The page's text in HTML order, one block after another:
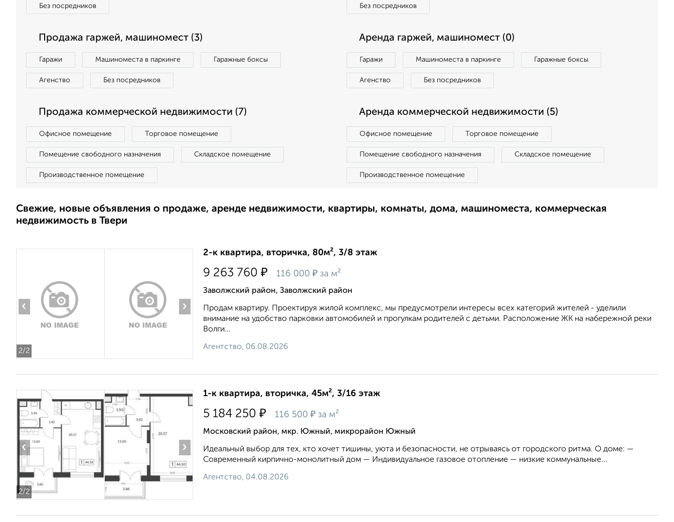
Без посредников Без посредников
Продажа гаржей, машиномест (3)
Гаражи Машиноместа в паркинге Гаражные боксы
Агенство Без посредников
Аренда гаржей, машиномест (0)
Гаражи Машиноместа в паркинге Гаражные боксы
Агенство Без посредников
Продажа коммерческой недвижимости (7)
Офисное помещение Торговое помещение
Помещение свободного назначения Складское помещение
Производственное помещение
Аренда коммерческой недвижимости (5)
Офисное помещение Торговое помещение
Помещение свободного назначения Складское помещение
Производственное помещение
Свежие, новые объявления о продаже, аренде недвижимости, квартиры, комнаты, дома, машиноместа, коммерческая
недвижимость в Твери
2/2
‹ ›
2-к квартира, вторичка, 80м², 3/8 этаж
9 263 760 ₽ 116 000 ₽ за м²
Заволжский район, Заволжский район
Продам квартиру. Проектируя жилой комплекс, мы предусмотрели интересы всех категорий жителей - уделили
внимание на удобство парковки автомобилей и прогулкам родителей с детьми. Расположение ЖК на набережной реки
Волги...
Агентство, 06.08.2026
2/2
‹ ›
1-к квартира, вторичка, 45м², 3/16 этаж
5 184 250 ₽ 116 500 ₽ за м²
Московский район, мкр. Южный, микрорайон Южный
Идеальный выбор для тех, кто хочет тишины, уюта и безопасности, не отрываясь от городского ритма. О доме: —
Современный кирпично-монолитный дом — Индивидуальное газовое отопление — низкие коммунальные...
Агентство, 04.08.2026